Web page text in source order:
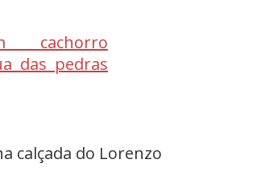
calçada do Lorenzo